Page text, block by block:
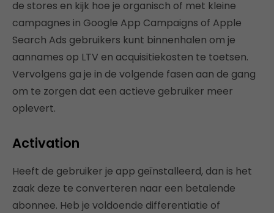
de stores en kijk hoe je organisch of met kleine
campagnes in Google App Campaigns of Apple
Search Ads gebruikers kunt binnenhalen om je
aannames op LTV en acquisitiekosten te toetsen.
Vervolgens ga je in de volgende fasen aan de gang
om te zorgen dat een actieve gebruiker meer
oplevert.
Activation
Heeft de gebruiker je app geïnstalleerd, dan is het
zaak deze te converteren naar een betalende
abonnee. Heb je voldoende differentiatie of